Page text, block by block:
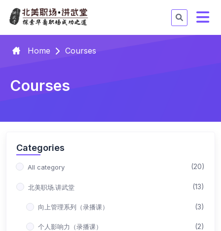
Home Courses
Courses
Categories
All category (20)
北美职场.讲武堂 (13)
向上管理系列（录播课） (3)
个人影响力（录播课） (2)